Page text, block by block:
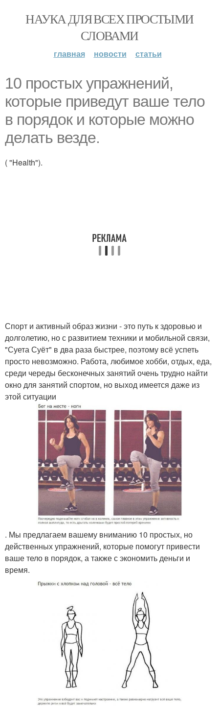
НАУКА ДЛЯ ВСЕХ ПРОСТЫМИ
СЛОВАМИ
главная новости статьи
10 простых упражнений,
которые приведут ваше тело
в порядок и которые можно
делать везде.
( "Health").
Спорт и активный образ жизни - это путь к здоровью и
долголетию, но с развитием техники и мобильной связи,
"Суета Суёт" в два раза быстрее, поэтому всё успеть
просто невозможно. Работа, любимое хобби, отдых, еда,
среди череды бесконечных занятий очень трудно найти
окно для занятий спортом, но выход имеется даже из
этой ситуации
. Мы предлагаем вашему вниманию 10 простых, но
действенных упражнений, которые помогут привести
ваше тело в порядок, а также с экономить деньги и
время.